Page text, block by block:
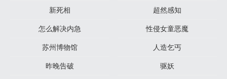
新死相
超然感知
怎么解决内急
性侵女童恶魔
苏州博物馆
人造乞丐
昨晚告破
驱妖